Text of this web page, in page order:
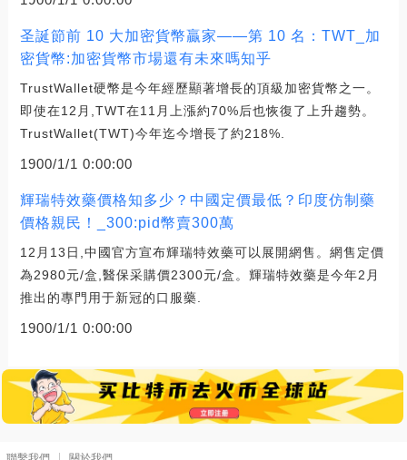
圣誕節前 10 大加密貨幣贏家——第 10 名：TWT_加
密貨幣:加密貨幣市場還有未來嗎知乎
TrustWallet硬幣是今年經歷顯著增長的頂級加密貨幣之一。
即使在12月,TWT在11月上漲約70%后也恢復了上升趨勢。
TrustWallet(TWT)今年迄今增長了約218%.
1900/1/1 0:00:00
輝瑞特效藥價格知多少？中國定價最低？印度仿制藥
價格親民！_300:pid幣賣300萬
12月13日,中國官方宣布輝瑞特效藥可以展開網售。網售定價
為2980元/盒,醫保采購價2300元/盒。輝瑞特效藥是今年2月
推出的專門用于新冠的口服藥.
1900/1/1 0:00:00